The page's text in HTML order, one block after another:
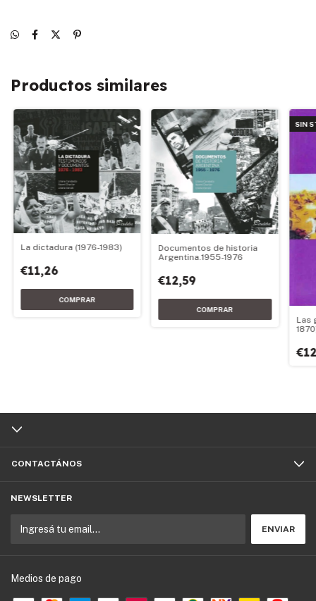
Productos similares
La dictadura (1976-1983)
€11,26
Documentos de historia
Argentina.1955-1976
€12,59
SIN
Las
CONTACTÁNOS
NEWSLETTER
Medios de pago